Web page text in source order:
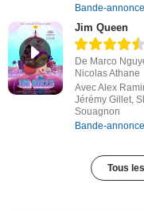
Bande-annonce
Jim Queen
De Marco
Nicolas Athane
Avec Alex
Jérémy Gillet,
Souagnon
Bande-annonce
Tous